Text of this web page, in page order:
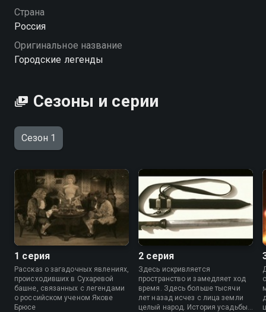
Эксперты проверяют легенды, записывают
свидетельства очевидцев и восстанавливают
самому решать: где кончается наука и начинается
тайна? «Городские легенды» — смотрите онлайн в
Посмотреть онлайн 1 сезон сериала Городские
хорошем HD качестве на Смотрёшке
Страна
Россия
Оригинальное название
Городские легенды
Сезоны и серии
Сезон 1
1 серия
Рассказ о загадочных явлениях,
происходивших в Сухаревой
башне, связанных с легендами
о российском ученом Якове
Брюсе
2 серия
Здесь искривляется
пространство и замедляет ход
время. Здесь больше тысячи
лет назад исчез с лица земли
целый народ. История усадьбы